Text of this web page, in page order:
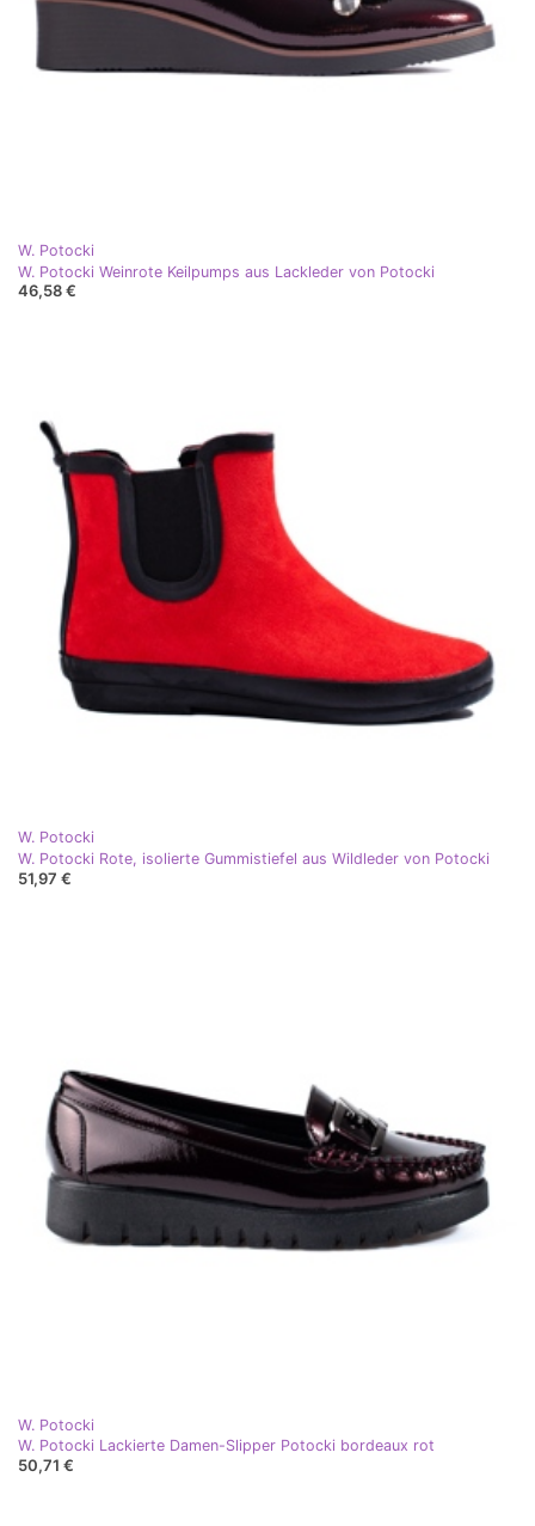
W. Potocki
W. Potocki Weinrote Keilpumps aus Lackleder von Potocki
46,58 €
W. Potocki
W. Potocki Rote, isolierte Gummistiefel aus Wildleder von Potocki
51,97 €
W. Potocki
W. Potocki Lackierte Damen-Slipper Potocki bordeaux rot
50,71 €